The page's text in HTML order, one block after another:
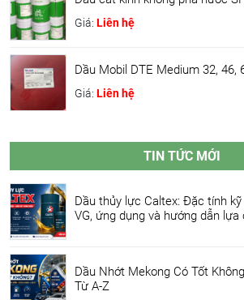
Giá: Liên hệ
Dầu Mobil DTE Medium 32, 46,
Giá: Liên hệ
TIN TỨC MỚI
Dầu thủy lực Caltex: Đặc tính
VG, ứng dụng và hướng dẫn lựa
Dầu Nhớt Mekong Có Tốt
Từ A-Z